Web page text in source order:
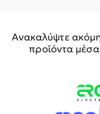
Ανακαλύψτε
προϊόντα